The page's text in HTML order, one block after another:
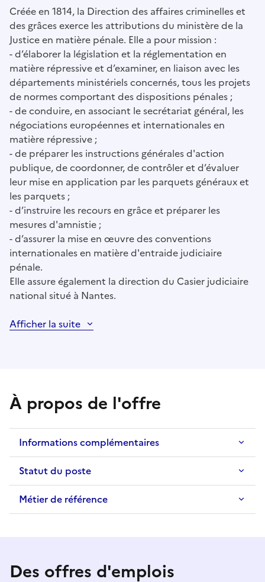
Créée en 1814, la Direction des affaires criminelles et
des grâces exerce les attributions du ministère de la
Justice en matière pénale. Elle a pour mission :
- d’élaborer la législation et la réglementation en
matière répressive et d’examiner, en liaison avec les
départements ministériels concernés, tous les projets
de normes comportant des dispositions pénales ;
- de conduire, en associant le secrétariat général, les
négociations européennes et internationales en
matière répressive ;
- de préparer les instructions générales d'action
publique, de coordonner, de contrôler et d’évaluer
leur mise en application par les parquets généraux et
les parquets ;
- d’instruire les recours en grâce et préparer les
mesures d'amnistie ;
- d’assurer la mise en œuvre des conventions
internationales en matière d'entraide judiciaire
pénale.
Elle assure également la direction du Casier judiciaire
national situé à Nantes.
Afficher la suite
À propos de l'offre
Informations complémentaires
Statut du poste
Métier de référence
Des offres d'emplois